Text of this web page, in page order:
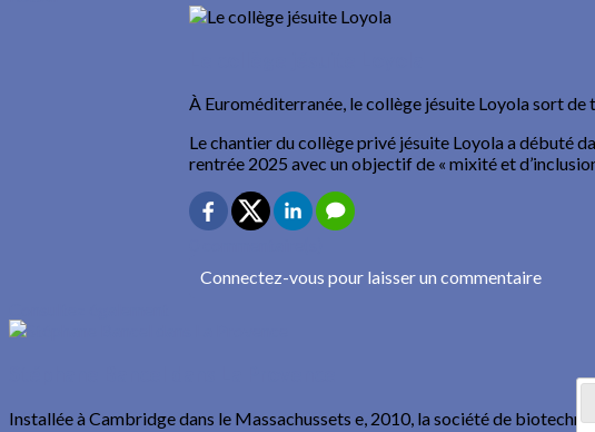
À Euroméditerranée, le collège jésuite Loyola sort
Le chantier du collège privé jésuite Loyola a débuté
rentrée 2025 avec un objectif de « mixité et
Connectez-vous pour laisser un commentaire
Installée à Cambridge dans le Massachussets e, 2010, la société de